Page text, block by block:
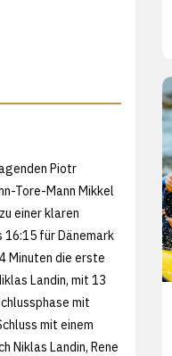
Piotr
Tore-Mann Mikkel
einer klaren
16:15 für Dänemark
Minuten die erste
Landin, mit 13
mit
mit einem
Niklas Landin, Rene